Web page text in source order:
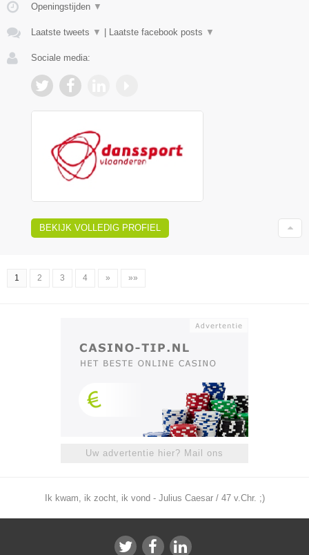
Openingstijden ▼
Laatste tweets ▼ Laatste facebook posts ▼
Sociale media:
BEKIJK VOLLEDIG PROFIEL
1 2 3 4 » »»
Uw advertentie hier? Mail ons
Ik kwam, ik zocht, ik vond - Julius Caesar / 47 v.Chr. ;)